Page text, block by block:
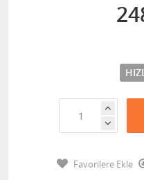
Favorilere Ekle